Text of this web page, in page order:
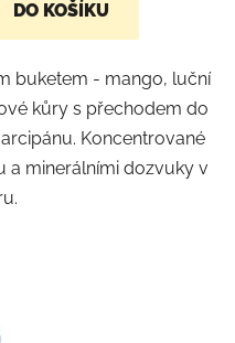
DO KOŠÍKU
buketem - mango, luční
kůry s přechodem do
Koncentrované
a minerálními dozvuky v